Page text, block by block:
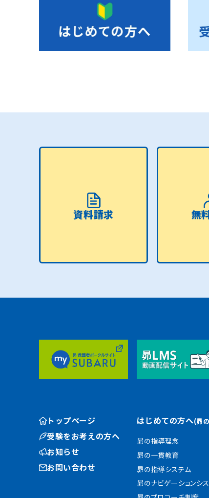
資料請求 無
トップページ
受験をお考えの方へ
お知らせ
お問い合わせ
はじめての方へ(昴
昴の指導理念
昴の一貫教育
昴の指導システム
昴のナビゲーションシ